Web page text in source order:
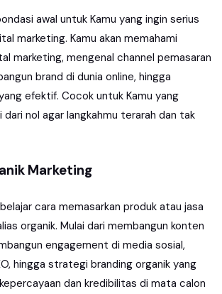
awal untuk Kamu yang ingin serius
marketing. Kamu akan memahami
marketing, mengenal channel pemasaran
brand di dunia online, hingga
efektif. Cocok untuk Kamu yang
nol agar langkahmu terarah dan tak
Marketing
cara memasarkan produk atau jasa
organik. Mulai dari membangun konten
engagement di media sosial,
hingga strategi branding organik yang
dan kredibilitas di mata calon